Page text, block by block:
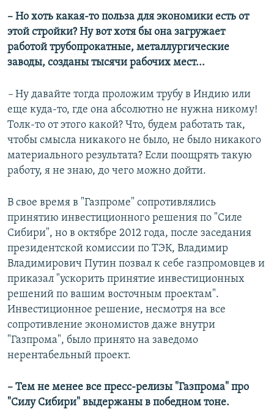
– Но хоть какая-то польза для экономики есть от
этой стройки? Ну вот хотя бы она загружает
работой трубопрокатные, металлургические
заводы, созданы тысячи рабочих мест...
– Ну давайте тогда проложим трубу в Индию или
еще куда-то, где она абсолютно не нужна никому!
Толк-то от этого какой? Что, будем работать так,
чтобы смысла никакого не было, не было никакого
материального результата? Если поощрять такую
работу, я не знаю, до чего можно дойти.
В свое время в "Газпроме" сопротивлялись
принятию инвестиционного решения по "Силе
Сибири", но в октябре 2012 года, после заседания
президентской комиссии по ТЭК, Владимир
Владимирович Путин позвал к себе газпромовцев и
приказал "ускорить принятие инвестиционных
решений по вашим восточным проектам".
Инвестиционное решение, несмотря на все
сопротивление экономистов даже внутри
"Газпрома", было принято на заведомо
нерентабельный проект.
– Тем не менее все пресс-релизы "Газпрома" про
"Силу Сибири" выдержаны в победном тоне.